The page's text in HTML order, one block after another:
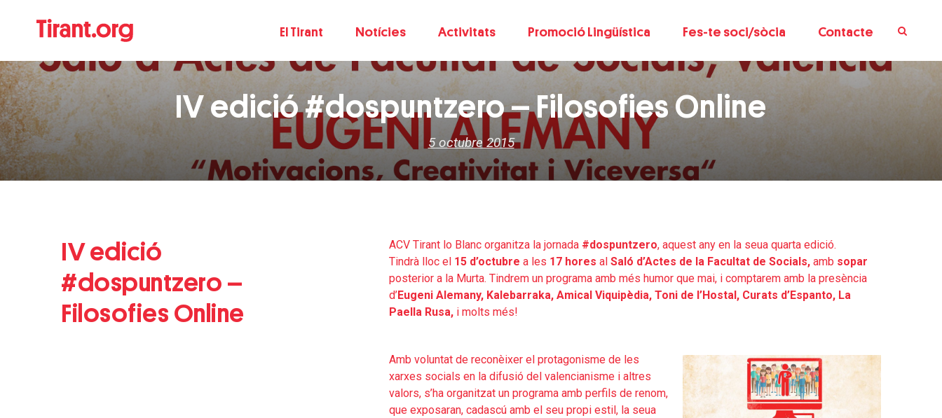
El Tirant Notícies Activitats Promoció Lingüística Fes-te soci/sòcia Contacte
IV edició #dospuntzero – Filosofies Online
5 octubre 2015
IV edició
#dospuntzero –
Filosofies Online
ACV Tirant lo Blanc organitza la jornada #dospuntzero, aquest any en la seua quarta edició.
Tindrà lloc el 15 d’octubre a les 17 hores al Saló d’Actes de la Facultat de Socials, amb sopar
posterior a la Murta. Tindrem un programa amb més humor que mai, i comptarem amb la presència
d’Eugeni Alemany, Kalebarraka, Amical Viquipèdia, Toni de l’Hostal, Curats d’Espanto, La
Paella Rusa, i molts més!
Amb voluntat de reconèixer el protagonisme de les
xarxes socials en la difusió del valencianisme i altres
valors, s’ha organitzat un programa amb perfils de renom,
que exposaran, cadascú amb el seu propi estil, la seua